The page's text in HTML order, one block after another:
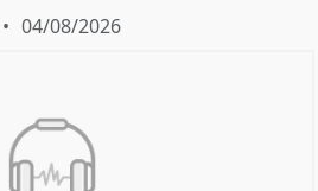
04/08/2026